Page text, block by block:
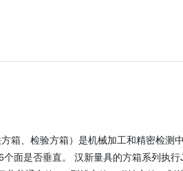
箱、检验方箱）是机械加工和精密检
个面是否垂直。 汉新量具的方箱系列执